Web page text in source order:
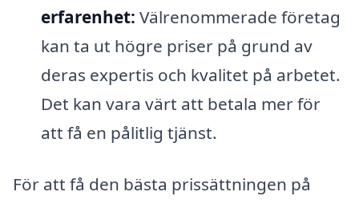
erfarenhet: Välrenommerade företag
kan ta ut högre priser på grund av
deras expertis och kvalitet på arbetet.
Det kan vara värt att betala mer för
att få en pålitlig tjänst.
För att få den bästa prissättningen på